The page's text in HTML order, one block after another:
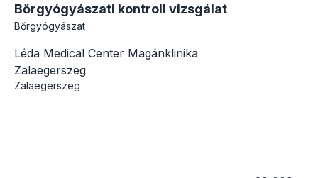
Bőrgyógyászati kontroll vizsgálat
Bőrgyógyászat
Léda Medical Center Magánklinika
Zalaegerszeg
Zalaegerszeg